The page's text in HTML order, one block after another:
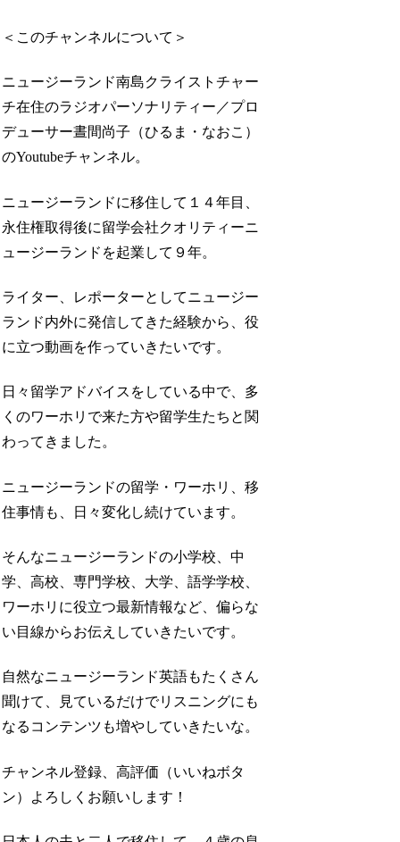
＜このチャンネルについて＞
ニュージーランド南島クライストチャー
チ在住のラジオパーソナリティー／プロ
デューサー晝間尚子（ひるま・なおこ）
のYoutubeチャンネル。
ニュージーランドに移住して１４年目、
永住権取得後に留学会社クオリティーニ
ュージーランドを起業して９年。
ライター、レポーターとしてニュージー
ランド内外に発信してきた経験から、役
に立つ動画を作っていきたいです。
日々留学アドバイスをしている中で、多
くのワーホリで来た方や留学生たちと関
わってきました。
ニュージーランドの留学・ワーホリ、移
住事情も、日々変化し続けています。
そんなニュージーランドの小学校、中
学、高校、専門学校、大学、語学学校、
ワーホリに役立つ最新情報など、偏らな
い目線からお伝えしていきたいです。
自然なニュージーランド英語もたくさん
聞けて、見ているだけでリスニングにも
なるコンテンツも増やしていきたいな。
チャンネル登録、高評価（いいねボタ
ン）よろしくお願いします！